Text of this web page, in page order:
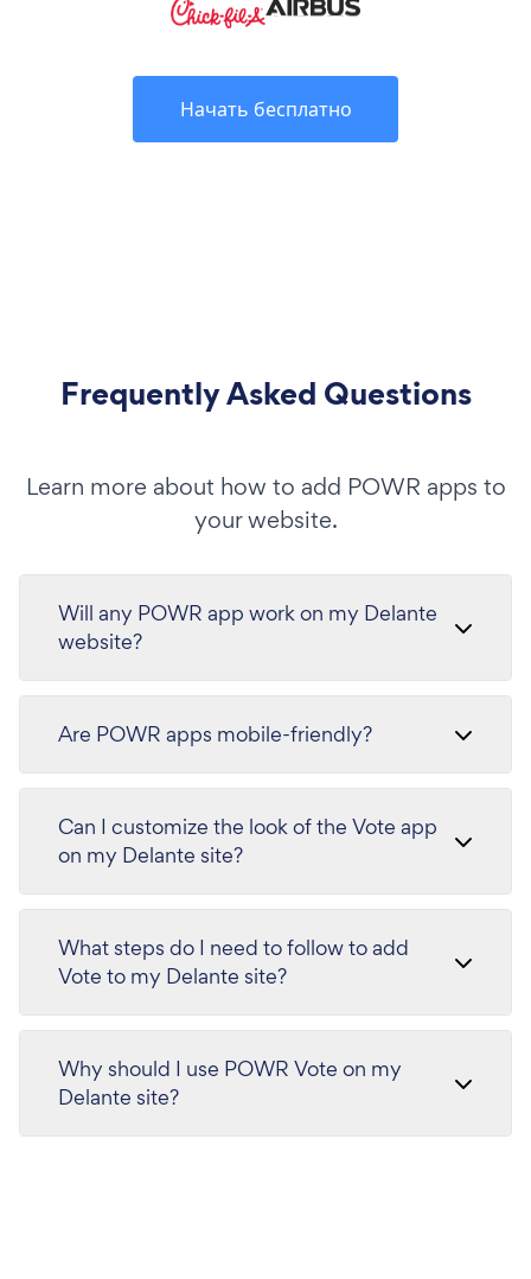
Начать бесплатно
Frequently Asked Questions
Learn more about how to add POWR apps to
your website.
Will any POWR app work on my Delante
website?
Are POWR apps mobile-friendly?
Can I customize the look of the Vote app
on my Delante site?
What steps do I need to follow to add
Vote to my Delante site?
Why should I use POWR Vote on my
Delante site?